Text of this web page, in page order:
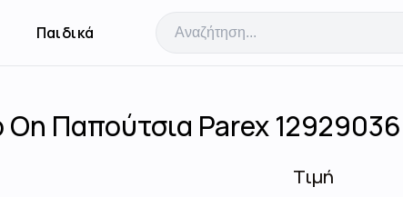
Παιδικά
On Παπούτσια Parex 12929036
Τιμή